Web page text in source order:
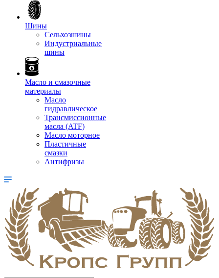
Шины
Сельхозшины
Индустриальные
шины
Масло и смазочные
материалы
Масло
гидравлическое
Трансмиссионные
масла (ATF)
Масло моторное
Пластичные
смазки
Антифризы